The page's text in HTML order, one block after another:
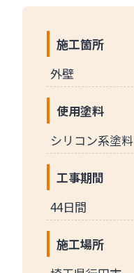
施工箇所
外壁
使用塗料
シリコン系塗料
工事期間
44日間
施工場所